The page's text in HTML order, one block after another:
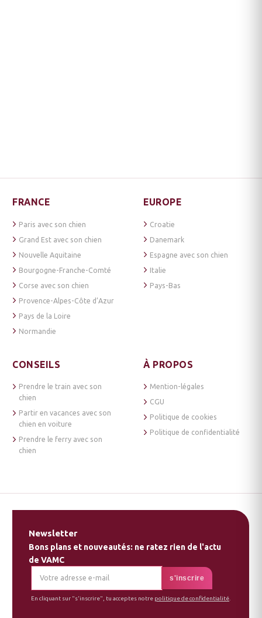
FRANCE
Paris avec son chien
Grand Est avec son chien
Nouvelle Aquitaine
Bourgogne-Franche-Comté
Corse avec son chien
Provence-Alpes-Côte d’Azur
Pays de la Loire
Normandie
EUROPE
Croatie
Danemark
Espagne avec son chien
Italie
Pays-Bas
CONSEILS
Prendre le train avec son
chien
Partir en vacances avec son
chien en voiture
Prendre le ferry avec son
chien
À PROPOS
Mention-légales
CGU
Politique de cookies
Politique de confidentialité
Newsletter
Bons plans et nouveautés: ne ratez rien de l'actu
de VAMC
En cliquant sur "s'inscrire", tu acceptes notre politique de confidentialité.